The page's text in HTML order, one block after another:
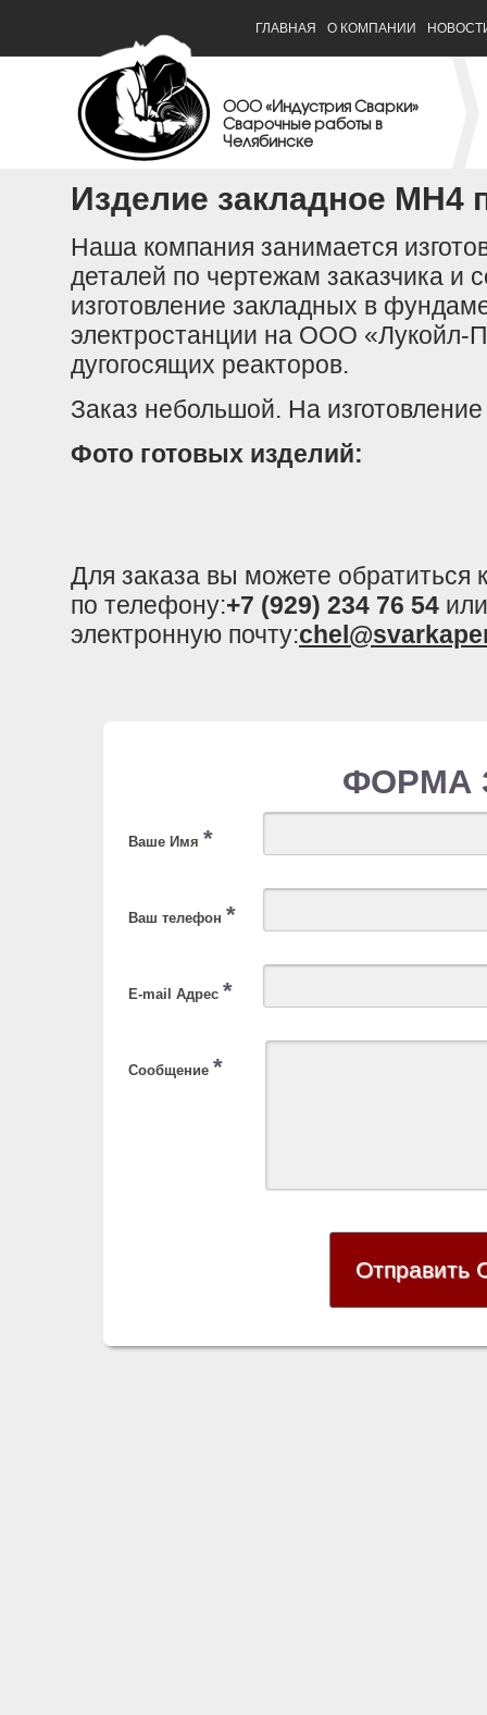
ГЛАВНАЯ О КОМПАНИИ
ООО «Индустрия Сварки»
Сварочные работы в
Челябинске
Изделие закладное МН4
Наша компания занимается
деталей по чертежам заказчика и
изготовление закладных в
электростанции на ООО «Лукойл-
дугогосящих реакторов.
Заказ небольшой. На
Фото готовых изделий:
Для заказа вы можете
по телефону:+7 (929) 234 76 54
электронную почту:
ФОРМА
Ваше Имя *
Ваш телефон *
E-mail Адрес *
Сообщение *